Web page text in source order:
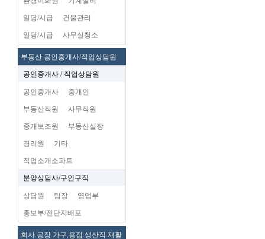
일당/시급 건물관리
일당/시급 사무실청소
부동산 공인중개사/직업상담원
공인중개사 / 직업상담원
공인중개사 중개인
부동산직원 사무직원
중개보조원 부동산실장
경리원 기타
직업소개소파트
분양상담사/구인구직
상담원 팀장 영업부
홍보부/전단지배포
회사.공장.가구,용접.생산직.재활